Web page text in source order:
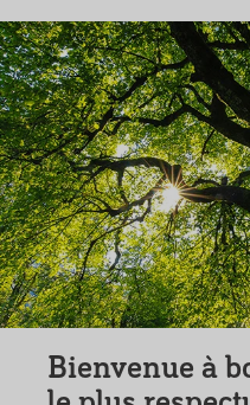
Bienvenue à
le plus
planète !